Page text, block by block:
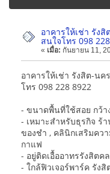
อาคารให้เช่า รัง
สนใจโทร 098
« เมื่อ: กันยายน 11,
อาคารให้เช่า รังสิต-นค
โทร 098 228 8922
- ขนาดพื้นที่ใช้สอย กว้า
- เหมาะสำหรับธุรกิจ ร้
ของชำ , คลินิกเสริมคว
กาแฟ
- อยู่ติดเอื้ออาทรรังสิต
- ใกล้ฟิวเจอร์พาร์ค รังสิ